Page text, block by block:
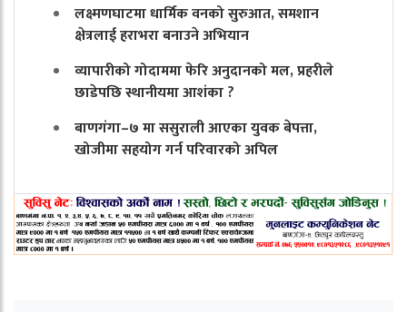
लक्ष्मणघाटमा धार्मिक वनको सुरुआत, समशान
क्षेत्रलाई हराभरा बनाउने अभियान
व्यापारीको गोदाममा फेरि अनुदानको मल, प्रहरीले
छाडेपछि स्थानीयमा आशंका ?
बाणगंगा–७ मा ससुराली आएका युवक बेपत्ता,
खोजीमा सहयोग गर्न परिवारको अपिल